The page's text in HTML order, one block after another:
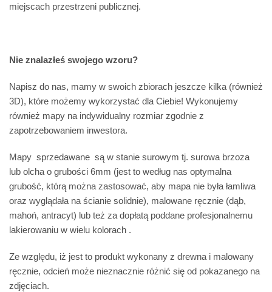
miejscach przestrzeni publicznej.
Nie znalazłeś swojego wzoru?
Napisz do nas, mamy w swoich zbiorach jeszcze kilka (również
3D), które możemy wykorzystać dla Ciebie! Wykonujemy
również mapy na indywidualny rozmiar zgodnie z
zapotrzebowaniem inwestora.
Mapy sprzedawane są w stanie surowym tj. surowa brzoza
lub olcha o grubości 6mm (jest to według nas optymalna
grubość, którą można zastosować, aby mapa nie była łamliwa
oraz wyglądała na ścianie solidnie), malowane ręcznie (dąb,
mahoń, antracyt) lub też za dopłatą poddane profesjonalnemu
lakierowaniu w wielu kolorach .
Ze względu, iż jest to produkt wykonany z drewna i malowany
ręcznie, odcień może nieznacznie różnić się od pokazanego na
zdjęciach.